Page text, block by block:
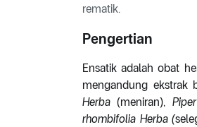
rematik.
Pengertian
Ensatik adalah obat
mengandung ekstrak
Herba(meniran),
rhombifolia Herba (